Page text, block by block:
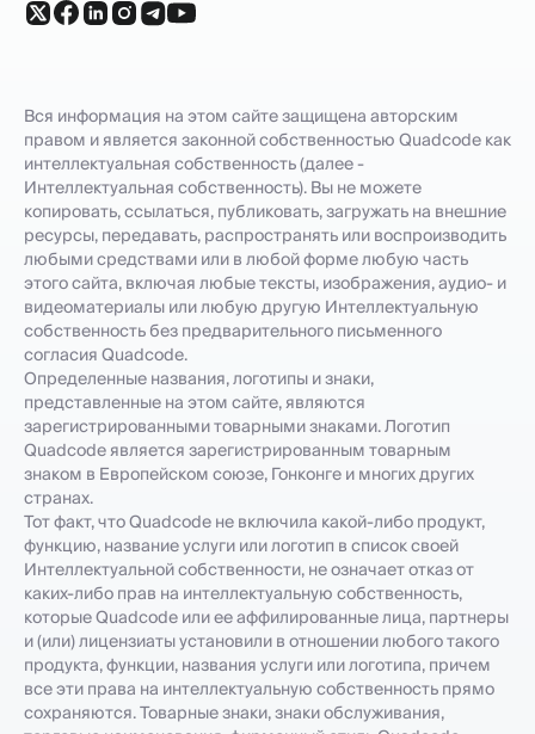
Вся информация на этом сайте защищена авторским
правом и является законной собственностью Quadcode как
интеллектуальная собственность (далее -
Интеллектуальная собственность). Вы не можете
копировать, ссылаться, публиковать, загружать на внешние
ресурсы, передавать, распространять или воспроизводить
любыми средствами или в любой форме любую часть
этого сайта, включая любые тексты, изображения, аудио- и
видеоматериалы или любую другую Интеллектуальную
собственность без предварительного письменного
согласия Quadcode.
Определенные названия, логотипы и знаки,
представленные на этом сайте, являются
зарегистрированными товарными знаками. Логотип
Quadcode является зарегистрированным товарным
знаком в Европейском союзе, Гонконге и многих других
странах.
Тот факт, что Quadcode не включила какой-либо продукт,
функцию, название услуги или логотип в список своей
Интеллектуальной собственности, не означает отказ от
каких-либо прав на интеллектуальную собственность,
которые Quadcode или ее аффилированные лица, партнеры
и (или) лицензиаты установили в отношении любого такого
продукта, функции, названия услуги или логотипа, причем
все эти права на интеллектуальную собственность прямо
сохраняются. Товарные знаки, знаки обслуживания,